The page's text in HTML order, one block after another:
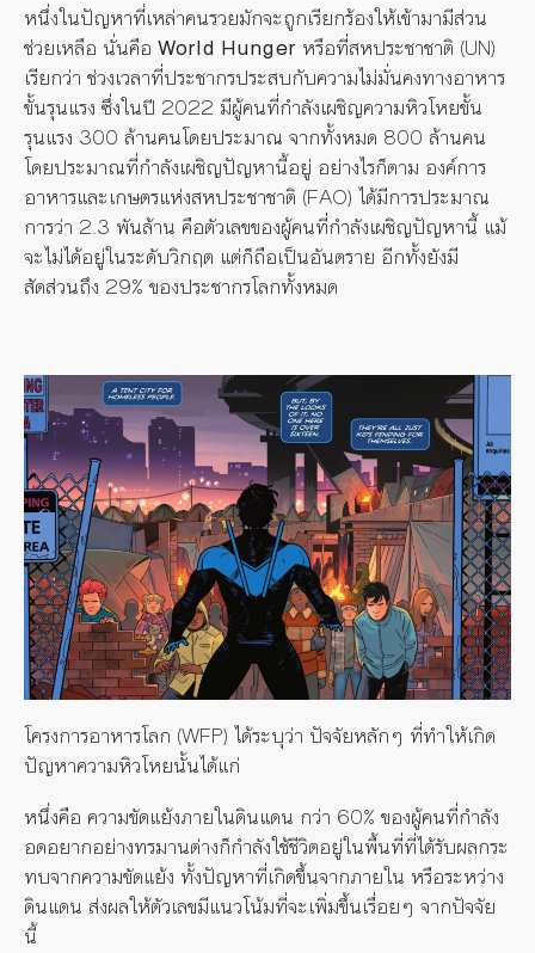
หนึ่งในปัญหาที่เหล่าคนรวยมักจะถูกเรียกร้องให้เข้ามามีส่วน
ช่วยเหลือ นั่นคือ World Hunger หรือที่สหประชาชาติ (UN)
เรียกว่า ช่วงเวลาที่ประชากรประสบกับความไม่มั่นคงทางอาหาร
ขั้นรุนแรง ซึ่งในปี 2022 มีผู้คนที่กำลังเผชิญความหิวโหยขั้น
รุนแรง 300 ล้านคนโดยประมาณ จากทั้งหมด 800 ล้านคน
โดยประมาณที่กำลังเผชิญปัญหานี้อยู่ อย่างไรก็ตาม องค์การ
อาหารและเกษตรแห่งสหประชาชาติ (FAO) ได้มีการประมาณ
การว่า 2.3 พันล้าน คือตัวเลขของผู้คนที่กำลังเผชิญปัญหานี้ แม้
จะไม่ได้อยู่ในระดับวิกฤต แต่ก็ถือเป็นอันตราย อีกทั้งยังมี
สัดส่วนถึง 29% ของประชากรโลกทั้งหมด
โครงการอาหารโลก (WFP) ได้ระบุว่า ปัจจัยหลักๆ ที่ทำให้เกิด
ปัญหาความหิวโหยนั้นได้แก่
หนึ่งคือ ความขัดแย้งภายในดินแดน กว่า 60% ของผู้คนที่กำลัง
อดอยากอย่างทรมานต่างก็กำลังใช้ชีวิตอยู่ในพื้นที่ที่ได้รับผลกระ
ทบจากความขัดแย้ง ทั้งปัญหาที่เกิดขึ้นจากภายใน หรือระหว่าง
ดินแดน ส่งผลให้ตัวเลขมีแนวโน้มที่จะเพิ่มขึ้นเรื่อยๆ จากปัจจัย
นี้